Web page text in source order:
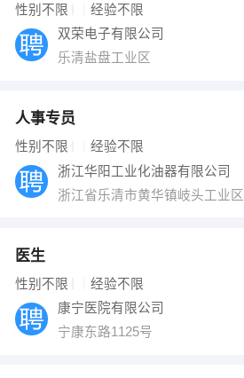
性别不限 经验不限
双荣电子有限公司
乐清盐盘工业区
人事专员
性别不限 经验不限
浙江华阳工业化油器有限公司
浙江省乐清市黄华镇岐头工业区
医生
性别不限 经验不限
康宁医院有限公司
宁康东路1125号